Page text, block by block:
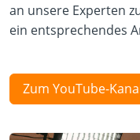
an unsere Experten
ein entsprechendes
Zum YouTube-